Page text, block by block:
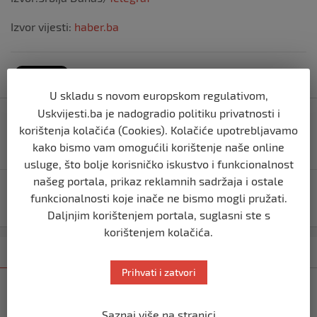
Izvor vijesti: haber.ba
Navigacija
objava
Dječak (2) pao sa drugog sprata, nakon pada udario u
AUTOMOBIL, nekoliko ekipa hitne pomoći na licu
mjesta zatekle JEZIV prizor i zvukove
Dvajt novi rekorder, postao najstarija osoba u
svemiru
U skladu s novom europskom regulativom,
Uskvijesti.ba je nadogradio politiku privatnosti i
korištenja kolačića (Cookies). Kolačiće upotrebljavamo
kako bismo vam omogućili korištenje naše online
usluge, što bolje korisničko iskustvo i funkcionalnost
našeg portala, prikaz reklamnih sadržaja i ostale
funkcionalnosti koje inače ne bismo mogli pružati.
Daljnjim korištenjem portala, suglasni ste s
korištenjem kolačića.
Prihvati i zatvori
Saznaj više na stranici